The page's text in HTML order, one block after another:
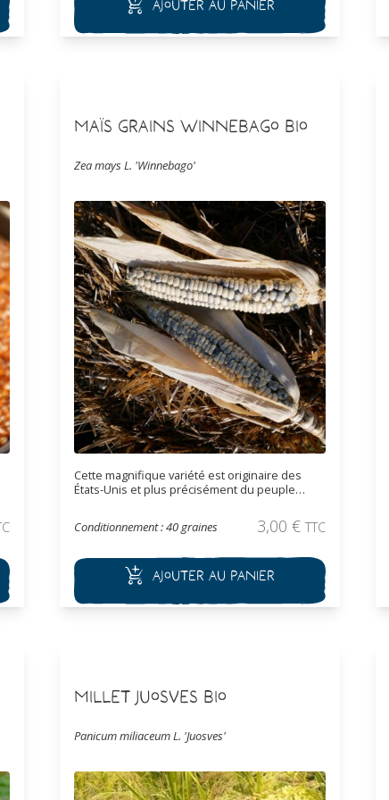
bouquetterie.
Ajouter au panier
Maïs Grains Winnebago Bio
Zea mays L. 'Winnebago'
Cette magnifique variété est originaire des
États-Unis et plus précisément du peuple
pour son grain et sa transformation en farine.
Ce maïs tardif produit de long épi aux grains
Conditionnement : 40 graines 3,00€ TTC
Ajouter au panier
Millet Juosves Bio
Panicum miliaceum L. 'Juosves'